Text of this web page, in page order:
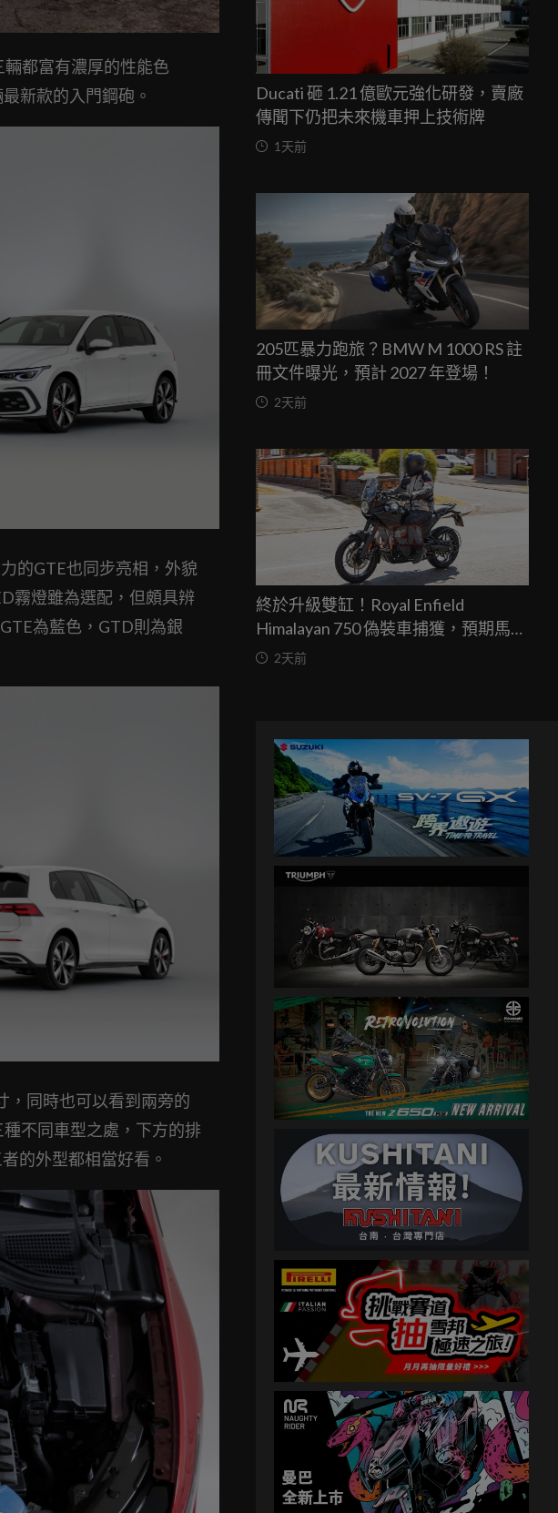
都富有濃厚的性能色
新款的入門鋼砲。
的GTE也同步亮相，外貌
霧燈雖為選配，但頗具辨
為藍色，GTD則為銀
，同時也可以看到兩旁的
不同車型之處，下方的排
的外型都相當好看。
Ducati 砸 1.21 億歐元強化研發，賣廠
傳聞下仍把未來機車押上技術牌
1天前
205匹暴力跑旅？BMW M 1000 RS 註
冊文件曝光，預計 2027 年登場！
2天前
終於升級雙缸！Royal Enfield
Himalayan 750 偽裝車捕獲，預期馬力
突破67匹，最快米蘭車展亮相
2天前